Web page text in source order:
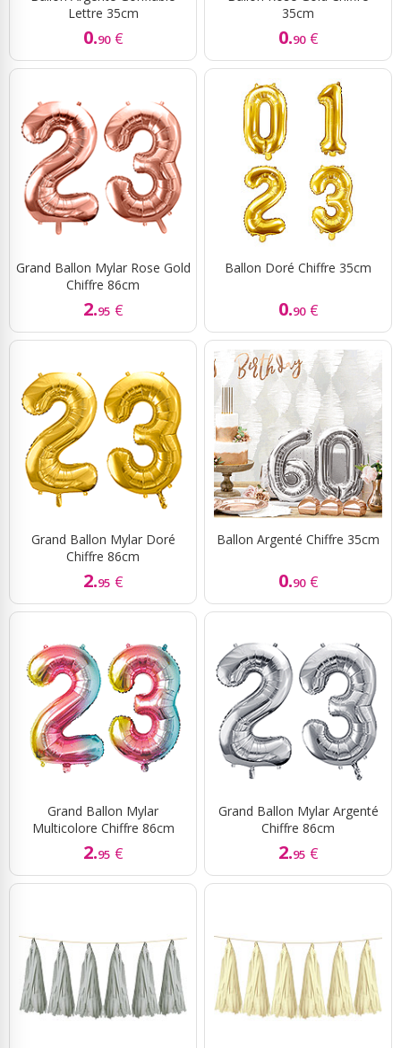
Lettre 35cm
0.90 €
35cm
0.90 €
Grand Ballon Mylar Rose Gold
Chiffre 86cm
2.95 €
Ballon Doré Chiffre 35cm
0.90 €
Grand Ballon Mylar Doré
Chiffre 86cm
2.95 €
Ballon Argenté Chiffre 35cm
0.90 €
Grand Ballon Mylar
Multicolore Chiffre 86cm
2.95 €
Grand Ballon Mylar Argenté
Chiffre 86cm
2.95 €